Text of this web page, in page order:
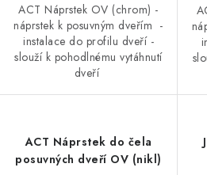
ACT Náprstek OV (chrom) -
náprstek k posuvným dveřím -
instalace do profilu dveří -
slouží k pohodlnému vytáhnutí
dveří
ACT Náprstek do čela
posuvných dveří OV (nikl)